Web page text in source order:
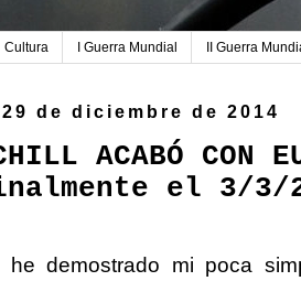
Cultura I Guerra Mundial II Guerra
29 de diciembre de 2014
ACABÓ CON
el 3/3/
he demostrado mi poca